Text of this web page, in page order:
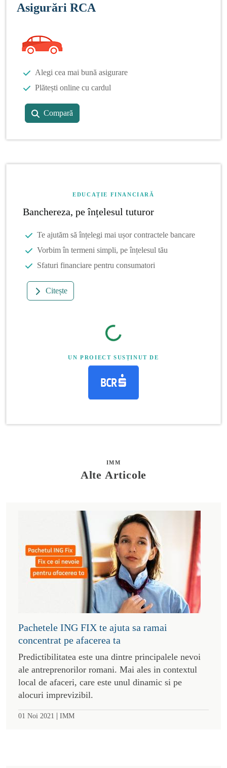
Asigurări RCA
Alegi cea mai bună asigurare
Plătești online cu cardul
Compară
EDUCAȚIE FINANCIARĂ
Banchereza, pe înțelesul tuturor
Te ajutăm să înțelegi mai ușor contractele bancare
Vorbim în termeni simpli, pe înțelesul tău
Sfaturi financiare pentru consumatori
Citește
UN PROIECT SUSȚINUT DE
IMM
Alte Articole
Pachetele ING FIX te ajuta sa ramai
concentrat pe afacerea ta
Predictibilitatea este una dintre principalele nevoi
ale antreprenorilor romani. Mai ales in contextul
local de afaceri, care este unul dinamic si pe
alocuri imprevizibil.
01 Noi 2021 | IMM